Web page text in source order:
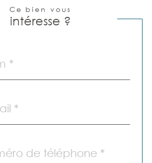
Ce bien vous
intéresse ?